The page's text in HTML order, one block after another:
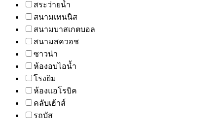
สระว่ายน้ำ
สนามเทนนิส
สนามบาสเกตบอล
สนามสควอช
ซาวน่า
ห้องอบไอน้ำ
โรงยิม
ห้องแอโรบิค
คลับเฮ้าส์
รถบัส